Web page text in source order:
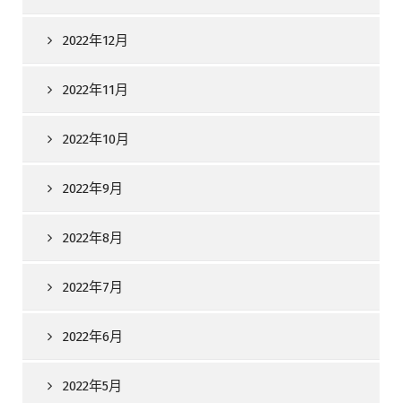
2022年12月
2022年11月
2022年10月
2022年9月
2022年8月
2022年7月
2022年6月
2022年5月